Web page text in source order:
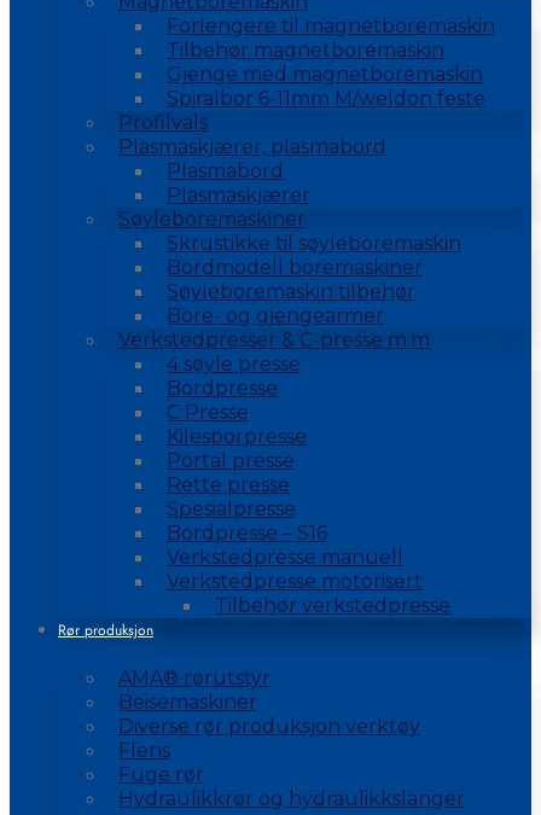
Forlengere til magnetboremaskin
Tilbehør magnetboremaskin
Gjenge med magnetboremaskin
Spiralbor 6-11mm M/weldon feste
Profilvals
Plasmaskjærer, plasmabord
Plasmabord
Plasmaskjærer
Søyleboremaskiner
Skrustikke til søyleboremaskin
Bordmodell boremaskiner
Søyleboremaskin tilbehør
Bore- og gjengearmer
Verkstedpresser & C-presse m.m
4 søyle presse
Bordpresse
C Presse
Kilesporpresse
Portal presse
Rette presse
Spesialpresse
Bordpresse – S16
Verkstedpresse manuell
Verkstedpresse motorisert
Tilbehør verkstedpresse
Rør produksjon
AMA® rørutstyr
Beisemaskiner
Diverse rør produksjon verktøy
Flens
Fuge rør
Hydraulikkrør og hydraulikkslanger